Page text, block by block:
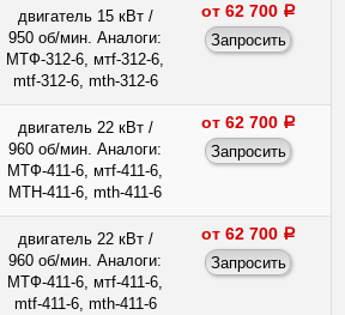
двигатель 15 кВт /
950 об/мин. Аналоги:
МТФ-312-6, мтf-312-6,
mtf-312-6, mth-312-6
от 62 700 a
двигатель 22 кВт /
960 об/мин. Аналоги:
МТФ-411-6, мтf-411-6,
МТН-411-6, mth-411-6
от 62 700 a
двигатель 22 кВт /
960 об/мин. Аналоги:
МТФ-411-6, мтf-411-6,
mtf-411-6, mth-411-6
от 62 700 a